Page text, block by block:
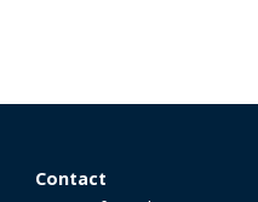
Contact